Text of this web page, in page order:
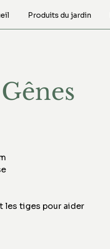
Produits du jardin
les tiges pour aider